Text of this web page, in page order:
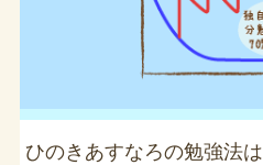
ひのきあすなろの勉強法は